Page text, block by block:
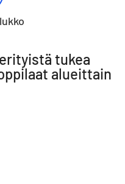
tukea
alueittain